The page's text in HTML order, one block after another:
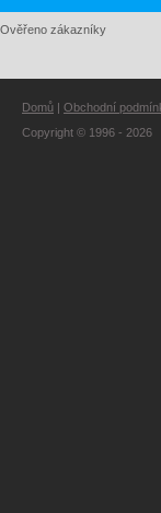
Ověřeno zákazníky
Domů | Obchodní
Copyright © 1996 - 2026